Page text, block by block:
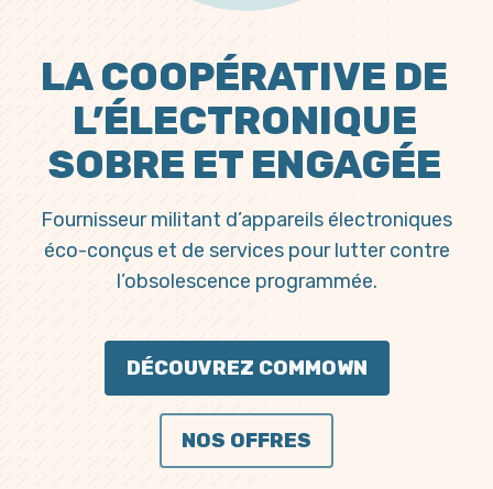
LA COOPÉRATIVE DE
L’ÉLECTRONIQUE
SOBRE ET ENGAGÉE
Fournisseur militant d’appareils électroniques
éco-conçus et de services pour lutter contre
l’obsolescence programmée.
DÉCOUVREZ COMMOWN
NOS OFFRES